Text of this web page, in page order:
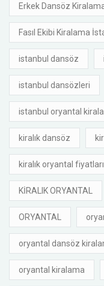
Erkek Dansöz
Fasıl Ekibi Kiralama
istanbul dansöz
istanbul dansözleri
istanbul oryantal
kiralık dansöz
kiralık oryantal fiyatları
KİRALIK ORYANTAL
ORYANTAL
oryantal dansöz
oryantal kiralama